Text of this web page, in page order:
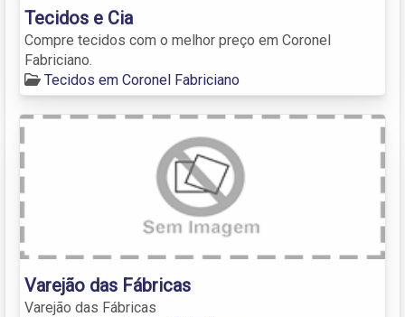
Tecidos e Cia
Compre tecidos com o melhor preço em Coronel
Fabriciano.
Tecidos em Coronel Fabriciano
Varejão das Fábricas
Varejão das Fábricas